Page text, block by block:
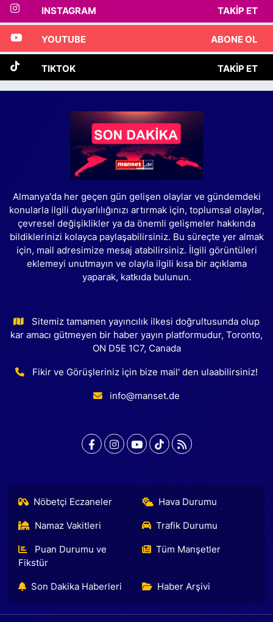
INSTAGRAM TAKIP ET
YOUTUBE ABONE OL
TIKTOK TAKIP ET
Almanya'da her geçen gün gelişen olaylar ve gündemdeki
konularla ilgili duyarlılığınızı artırmak için, toplumsal olaylar,
çevresel değişiklikler ya da önemli gelişmeler hakkında
bildiklerinizi kolayca paylaşabilirsiniz. Bu süreçte yer almak
için, mail adresimize mesaj atabilirsiniz. İlgili görüntüleri
eklemeyi unutmayın ve olayla ilgili kısa bir açıklama
yaparak, katkıda bulunun.
Sitemiz tamamen yayıncılık ilkesi doğrultusunda olup
kar amacı gütmeyen bir haber yayın platformudur, Toronto,
ON D5E 1C7, Canada
Fikir ve Görüşleriniz için bize mail' den ulaabilirsiniz!
info@manset.de
Nöbetçi Eczaneler Hava Durumu
Namaz Vakitleri Trafik Durumu
Puan Durumu ve
Fikstür
Tüm Manşetler
Son Dakika Haberleri Haber Arşivi